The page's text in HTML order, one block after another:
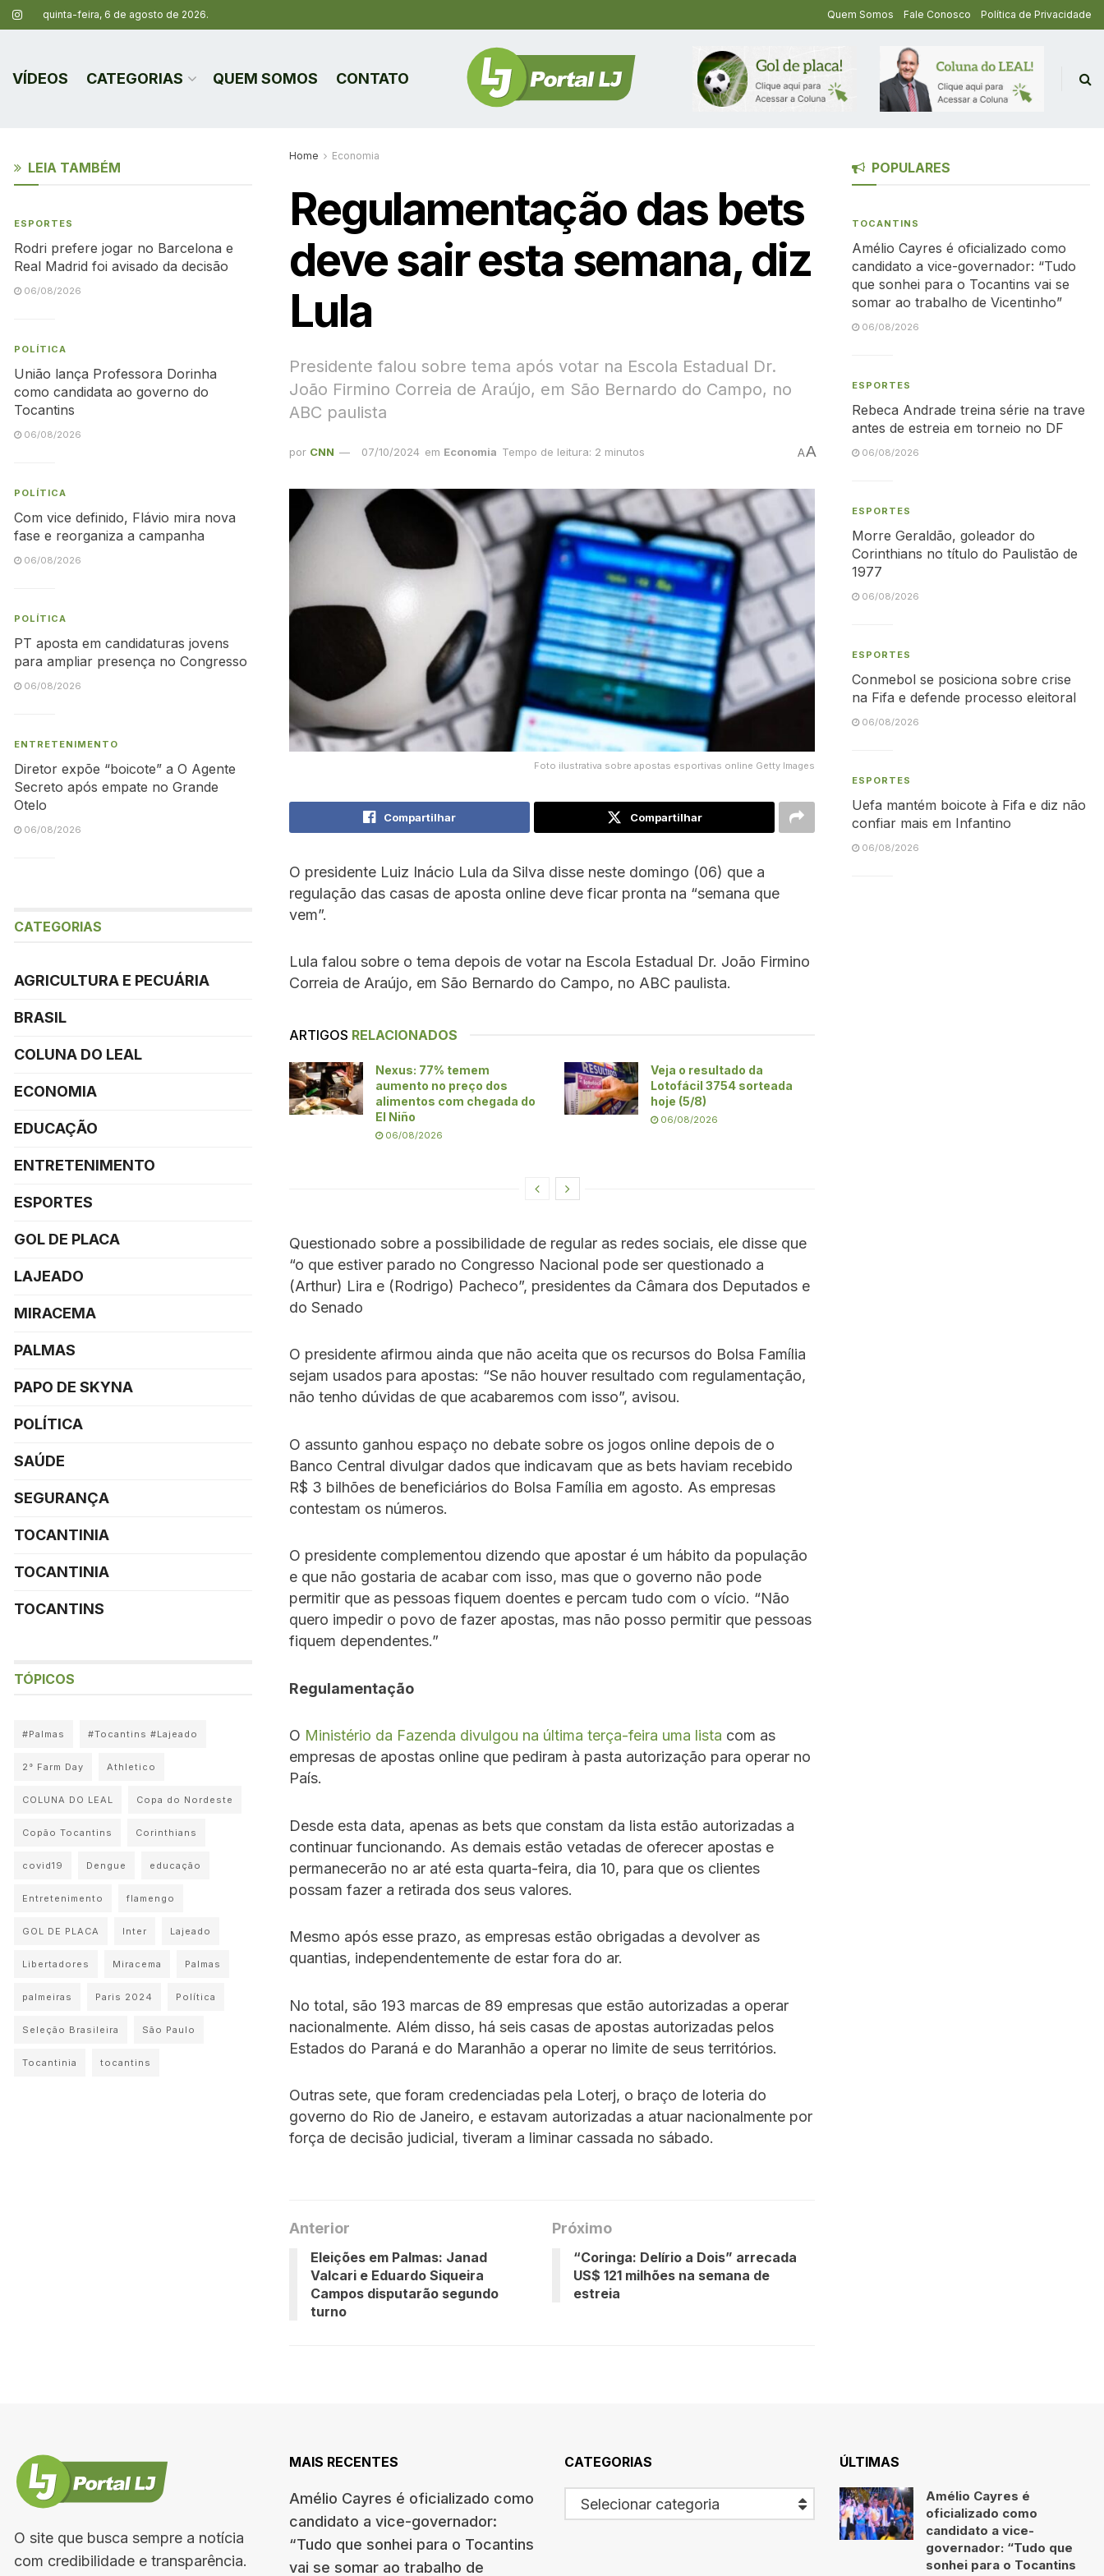
quinta-feira, 6 de agosto de 2026. Quem Somos Fale Conosco Política de Privacidade
VÍDEOS CATEGORIAS QUEM SOMOS CONTATO
Home Economia
Regulamentação das bets
deve sair esta semana, diz
Lula
Presidente falou sobre tema após votar na Escola Estadual Dr.
João Firmino Correia de Araújo, em São Bernardo do Campo, no
ABC paulista
por CNN 07/10/2024 em Economia Tempo de leitura: 2 minutos AA
Foto ilustrativa sobre apostas esportivas online Getty Images
Compartilhar Compartilhar
O presidente Luiz Inácio Lula da Silva disse neste domingo (06) que a
regulação das casas de aposta online deve ficar pronta na “semana que
vem”.
Lula falou sobre o tema depois de votar na Escola Estadual Dr. João Firmino
Correia de Araújo, em São Bernardo do Campo, no ABC paulista.
ARTIGOS RELACIONADOS
Nexus: 77% temem
aumento no preço dos
alimentos com chegada do
El Niño
06/08/2026
Veja o resultado da
Lotofácil 3754 sorteada
hoje (5/8)
06/08/2026
Questionado sobre a possibilidade de regular as redes sociais, ele disse que
“o que estiver parado no Congresso Nacional pode ser questionado a
(Arthur) Lira e (Rodrigo) Pacheco”, presidentes da Câmara dos Deputados e
do Senado
O presidente afirmou ainda que não aceita que os recursos do Bolsa Família
sejam usados para apostas: “Se não houver resultado com regulamentação,
não tenho dúvidas de que acabaremos com isso”, avisou.
O assunto ganhou espaço no debate sobre os jogos online depois de o
Banco Central divulgar dados que indicavam que as bets haviam recebido
R$ 3 bilhões de beneficiários do Bolsa Família em agosto. As empresas
contestam os números.
O presidente complementou dizendo que apostar é um hábito da população
e que não gostaria de acabar com isso, mas que o governo não pode
permitir que as pessoas fiquem doentes e percam tudo com o vício. “Não
quero impedir o povo de fazer apostas, mas não posso permitir que pessoas
fiquem dependentes.”
Regulamentação
O Ministério da Fazenda divulgou na última terça-feira uma lista com as
empresas de apostas online que pediram à pasta autorização para operar no
País.
Desde esta data, apenas as bets que constam da lista estão autorizadas a
continuar funcionando. As demais estão vetadas de oferecer apostas e
permanecerão no ar até esta quarta-feira, dia 10, para que os clientes
possam fazer a retirada dos seus valores.
Mesmo após esse prazo, as empresas estão obrigadas a devolver as
quantias, independentemente de estar fora do ar.
No total, são 193 marcas de 89 empresas que estão autorizadas a operar
nacionalmente. Além disso, há seis casas de apostas autorizadas pelos
Estados do Paraná e do Maranhão a operar no limite de seus territórios.
Outras sete, que foram credenciadas pela Loterj, o braço de loteria do
governo do Rio de Janeiro, e estavam autorizadas a atuar nacionalmente por
força de decisão judicial, tiveram a liminar cassada no sábado.
Anterior
Eleições em Palmas: Janad
Valcari e Eduardo Siqueira
Campos disputarão segundo
turno
Próximo
“Coringa: Delírio a Dois” arrecada
US$ 121 milhões na semana de
estreia
LEIA TAMBÉM
ESPORTES
Rodri prefere jogar no Barcelona e
Real Madrid foi avisado da decisão
06/08/2026
POLÍTICA
União lança Professora Dorinha
como candidata ao governo do
Tocantins
06/08/2026
POLÍTICA
Com vice definido, Flávio mira nova
fase e reorganiza a campanha
06/08/2026
POLÍTICA
PT aposta em candidaturas jovens
para ampliar presença no Congresso
06/08/2026
ENTRETENIMENTO
Diretor expõe “boicote” a O Agente
Secreto após empate no Grande
Otelo
06/08/2026
CATEGORIAS
AGRICULTURA E PECUÁRIA
BRASIL
COLUNA DO LEAL
ECONOMIA
EDUCAÇÃO
ENTRETENIMENTO
ESPORTES
GOL DE PLACA
LAJEADO
MIRACEMA
PALMAS
PAPO DE SKYNA
POLÍTICA
SAÚDE
SEGURANÇA
TOCANTINIA
TOCANTINIA
TOCANTINS
TÓPICOS
#Palmas #Tocantins #Lajeado
2° Farm Day Athletico
COLUNA DO LEAL Copa do Nordeste
Copão Tocantins Corinthians
covid19 Dengue educação
Entretenimento flamengo
GOL DE PLACA Inter Lajeado
Libertadores Miracema Palmas
palmeiras Paris 2024 Política
Seleção Brasileira São Paulo
Tocantinia tocantins
POPULARES
TOCANTINS
Amélio Cayres é oficializado como
candidato a vice-governador: “Tudo
que sonhei para o Tocantins vai se
somar ao trabalho de Vicentinho”
06/08/2026
ESPORTES
Rebeca Andrade treina série na trave
antes de estreia em torneio no DF
06/08/2026
ESPORTES
Morre Geraldão, goleador do
Corinthians no título do Paulistão de
1977
06/08/2026
ESPORTES
Conmebol se posiciona sobre crise
na Fifa e defende processo eleitoral
06/08/2026
ESPORTES
Uefa mantém boicote à Fifa e diz não
confiar mais em Infantino
06/08/2026
O site que busca sempre a notícia
com credibilidade e transparência.
MAIS RECENTES
Amélio Cayres é oficializado como
candidato a vice-governador:
“Tudo que sonhei para o Tocantins
vai se somar ao trabalho de
CATEGORIAS
Selecionar categoria
ÚLTIMAS
Amélio Cayres é
oficializado como
candidato a vice-
governador: “Tudo que
sonhei para o Tocantins